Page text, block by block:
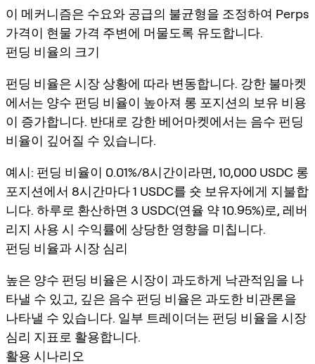
이 메커니즘은 수요와 공급의 불균형을 조정하여 Perps
가격이 현물 가격 주변에 머물도록 유도합니다.
펀딩 비율의 크기
펀딩 비율은 시장 상황에 따라 변동합니다. 강한 불마켓
에서는 양수 펀딩 비율이 높아져 롱 포지션의 보유 비용
이 증가합니다. 반대로 강한 베어마켓에서는 음수 펀딩
비율이 깊어질 수 있습니다.
예시: 펀딩 비율이 0.01%/8시간이라면, 10,000 USDC 롱
포지션에서 8시간마다 1 USDC를 숏 보유자에게 지불합
니다. 하루로 환산하면 3 USDC(연율 약 10.95%)로, 레버
리지 사용 시 수익률에 상당한 영향을 미칩니다.
펀딩 비율과 시장 심리
높은 양수 펀딩 비율은 시장이 과도하게 낙관적임을 나
타낼 수 있고, 깊은 음수 펀딩 비율은 과도한 비관론을
나타낼 수 있습니다. 일부 트레이더는 펀딩 비율을 시장
심리 지표로 활용합니다.
활용 시나리오